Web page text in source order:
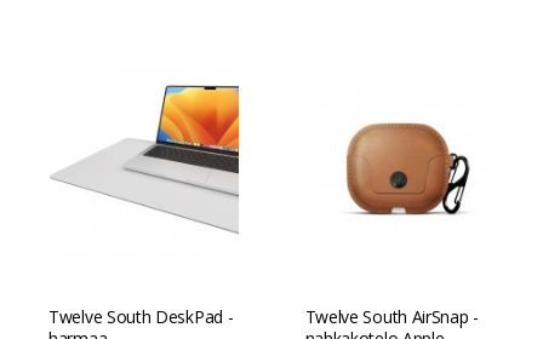
Twelve South DeskPad -
Twelve South AirSnap -